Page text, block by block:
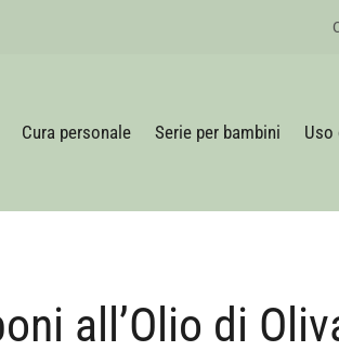
Cura personale Serie per bambini Uso
all’Olio di